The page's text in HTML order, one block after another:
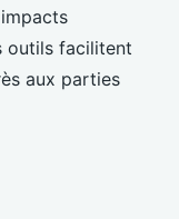
outils facilitent
aux parties